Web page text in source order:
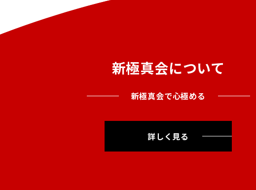
新極真会について
新極真会で心極める
詳しく見る